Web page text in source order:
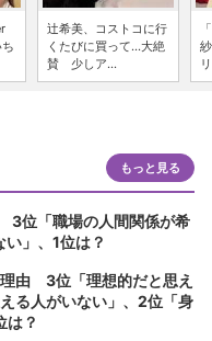
辻希美、コストコに行
くたびに買って...大絶
賛 少しア...
もっと見る
3位「職場の人間関係が希
」、1位は？
由 3位「理想的だと思え
る人がいない」、2位「身
は？